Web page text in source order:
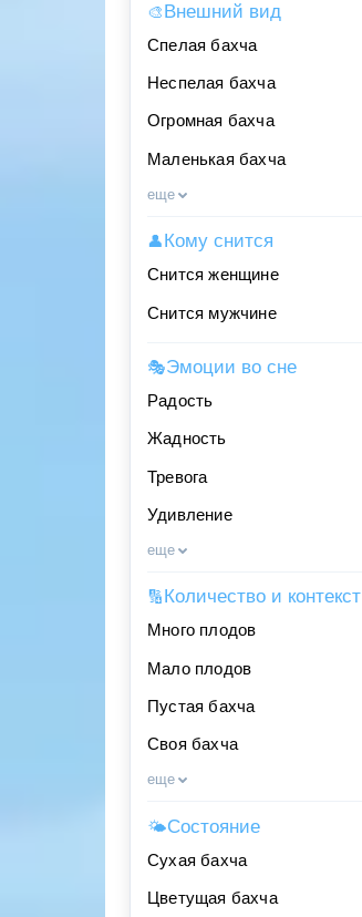
🎨 Внешний вид
Спелая бахча
Неспелая бахча
Огромная бахча
Маленькая бахча
еще
👤 Кому снится
Снится женщине
Снится мужчине
🎭Эмоции во сне
Радость
Жадность
Тревога
Удивление
еще
🔢 Количество и контекст
Много плодов
Мало плодов
Пустая бахча
Своя бахча
еще
🌤Состояние
Сухая бахча
Цветущая бахча